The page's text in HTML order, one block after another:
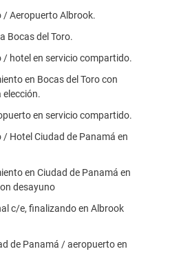
/ Aeropuerto Albrook.
Bocas del Toro.
/ hotel en servicio compartido.
en Bocas del Toro con
elección.
en servicio compartido.
Hotel Ciudad de Panamá en
en Ciudad de Panamá en
desayuno
c/e, finalizando en Albrook
de Panamá / aeropuerto en